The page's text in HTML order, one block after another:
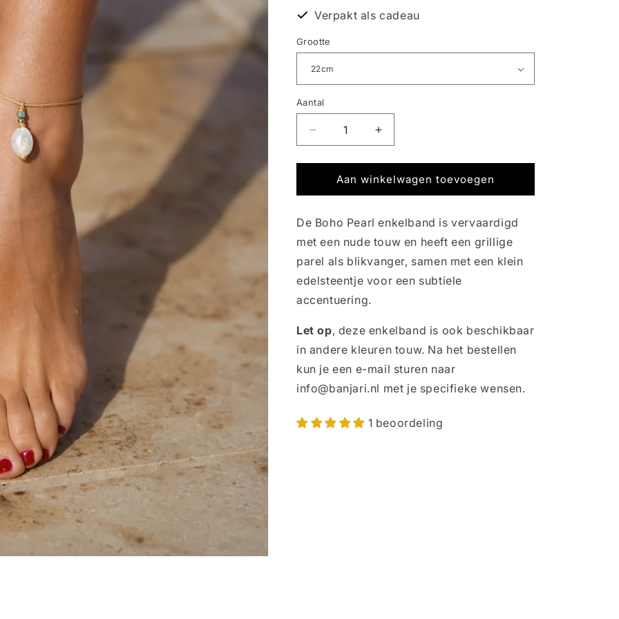
Verpakt als cadeau
Grootte
Aantal
Aantal
verlagen
voor
BOHO
PEARL
ENKELBAND
Aantal
verhogen
voor
BOHO
PEARL
ENKELBAND
Aan winkelwagen toevoegen
De Boho Pearl enkelband is vervaardigd
met een nude touw en heeft een grillige
parel als blikvanger, samen met een klein
edelsteentje voor een subtiele
accentuering.
Let op, deze enkelband is ook beschikbaar
in andere kleuren touw. Na het bestellen
kun je een e-mail sturen naar
info@banjari.nl met je specifieke wensen.
1 beoordeling